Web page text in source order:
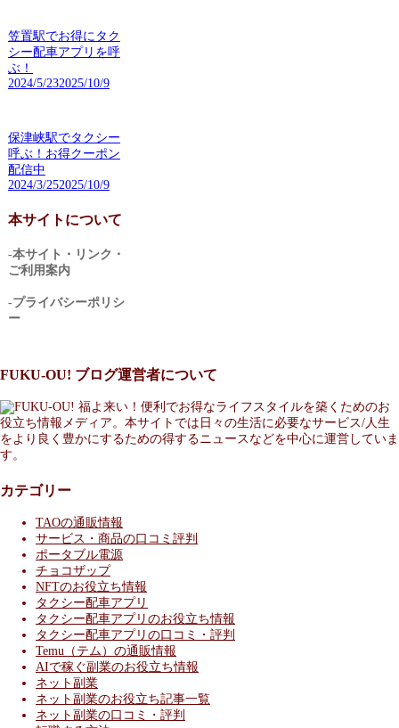
笠置駅でお得にタク
シー配車アプリを呼
ぶ！
2024/5/232025/10/9
保津峡駅でタクシー
呼ぶ！お得クーポン
配信中
2024/3/252025/10/9
本サイトについて
-本サイト・リンク・
ご利用案内
-プライバシーポリシ
ー
FUKU-OU! ブログ運営者について
福よ来い！便利でお得なライフスタイルを築くためのお
役立ち情報メディア。本サイトでは日々の生活に必要なサービス/人生
をより良く豊かにするための得するニュースなどを中心に運営していま
す。
カテゴリー
TAOの通販情報
サービス・商品の口コミ評判
ポータブル電源
チョコザップ
NFTのお役立ち情報
タクシー配車アプリ
タクシー配車アプリのお役立ち情報
タクシー配車アプリの口コミ・評判
Temu（テム）の通販情報
AIで稼ぐ副業のお役立ち情報
ネット副業
ネット副業のお役立ち記事一覧
ネット副業の口コミ・評判